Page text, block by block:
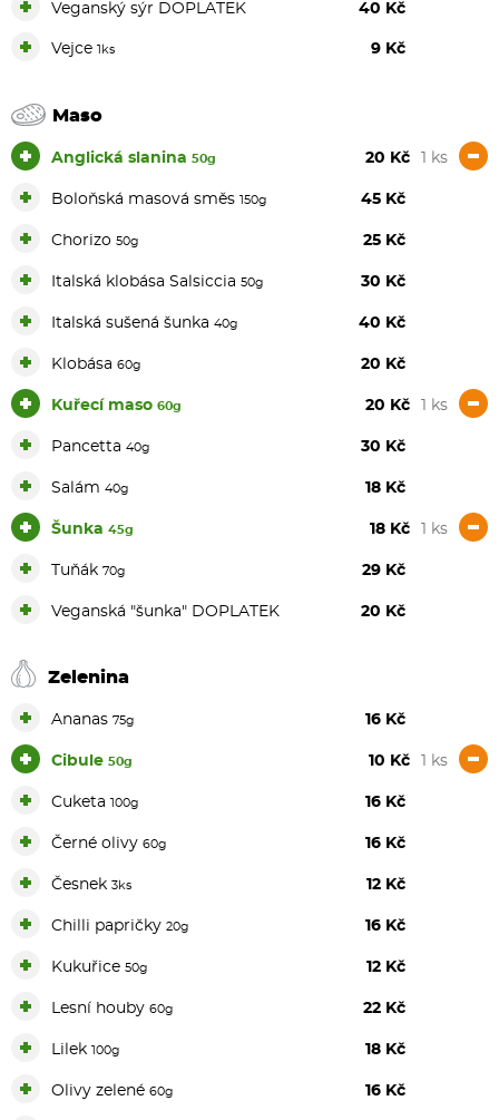
Veganský sýr DOPLATEK 40 Kč
Vejce 1ks 9 Kč
Maso
+ Anglická slanina 50g 20 Kč 1 ks -
Boloňská masová směs 150g 45 Kč
Chorizo 50g 25 Kč
Italská klobása Salsiccia 50g 30 Kč
Italská sušená šunka 40g 40 Kč
Klobása 60g 20 Kč
+ Kuřecí maso 60g 20 Kč 1 ks -
Pancetta 40g 30 Kč
Salám 40g 18 Kč
+ Šunka 45g 18 Kč 1 ks -
Tuňák 70g 29 Kč
Veganská "šunka" DOPLATEK 20 Kč
Zelenina
Ananas 75g 16 Kč
+ Cibule 50g 10 Kč 1 ks -
Cuketa 100g 16 Kč
Černé olivy 60g 16 Kč
Česnek 3ks 12 Kč
Chilli papričky 20g 16 Kč
Kukuřice 50g 12 Kč
Lesní houby 60g 22 Kč
Lilek 100g 18 Kč
Olivy zelené 60g 16 Kč